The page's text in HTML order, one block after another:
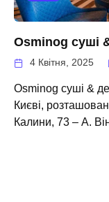
Osminog суші
4 Квітня, 2025
Osminog суші &
Києві,
Калини, 73 – А.